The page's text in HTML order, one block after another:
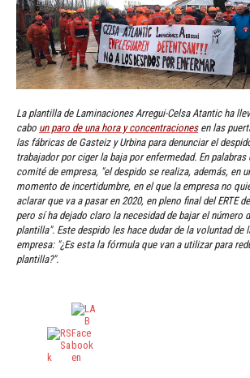
La plantilla de Laminaciones Arregui-Celsa Atantic ha
cabo un paro de una hora y concentracionesen las
las fábricas de Gasteiz y Urbina para denunciar el
trabajador por ciger la baja por enfermedad. En palabras
comité de empresa, "el despido se realiza, además, en
momento de incertidumbre, en el que la empresa no
aclarar que va a pasar en 2020, en pleno final del ERTE
pero sí ha dejado claro la necesidad de bajar el número
plantilla". Este despido les hace dudar de la voluntad de
empresa: "¿Es esta la fórmula que van a utilizar para
plantilla?".